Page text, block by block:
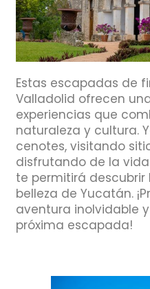
Estas escapadas de
Valladolid ofrecen
experiencias que
naturaleza y cultura.
cenotes, visitando
disfrutando de la
te permitirá
belleza de Yucatán.
aventura inolvidable
próxima escapada!